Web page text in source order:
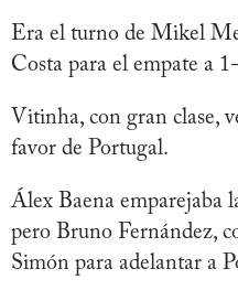
Era el turno de Mikel
Costa para el empate a
Vitinha, con gran clase,
favor de Portugal.
Álex Baena emparejaba
pero Bruno Fernández,
Simón para adelantar a